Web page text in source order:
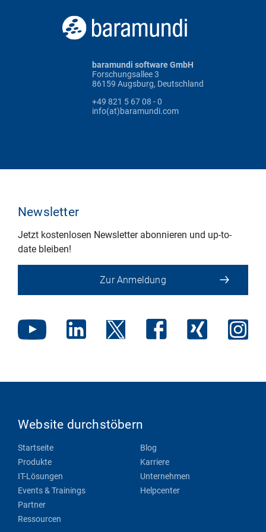
baramundi software GmbH
Forschungsallee 3
86159 Augsburg, Deutschland
+49 821 5 67 08 - 0
info(at)baramundi.com
Newsletter
Jetzt kostenlosen Newsletter abonnieren und up-to-
date bleiben!
Zur Anmeldung
Website durchstöbern
Startseite
Produkte
IT-Lösungen
Events & Trainings
Partner
Ressourcen
Blog
Karriere
Unternehmen
Helpcenter